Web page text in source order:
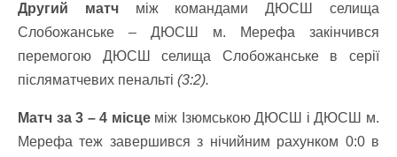
Другий матчміж командами ДЮСШ селища
Слобожанське – ДЮСШ м. Мерефа закінчився
перемогою ДЮСШ селища Слобожанське в серії
післяматчевих пенальті (3:2).
Матч за 3 – 4 місцеміж Ізюмською ДЮСШ і ДЮСШ м.
Мерефа теж завершився з нічийним рахунком 0:0 в